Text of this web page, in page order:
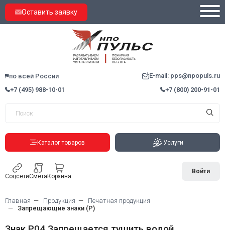
Оставить заявку
по всей России
E-mail: pps@npopuls.ru
+7 (495) 988-10-01
+7 (800) 200-91-01
Каталог товаров Услуги
СоцсетиСметаКорзина
Войти
Главная Продукция
Печатная продукция
Запрещающие знаки (Р)